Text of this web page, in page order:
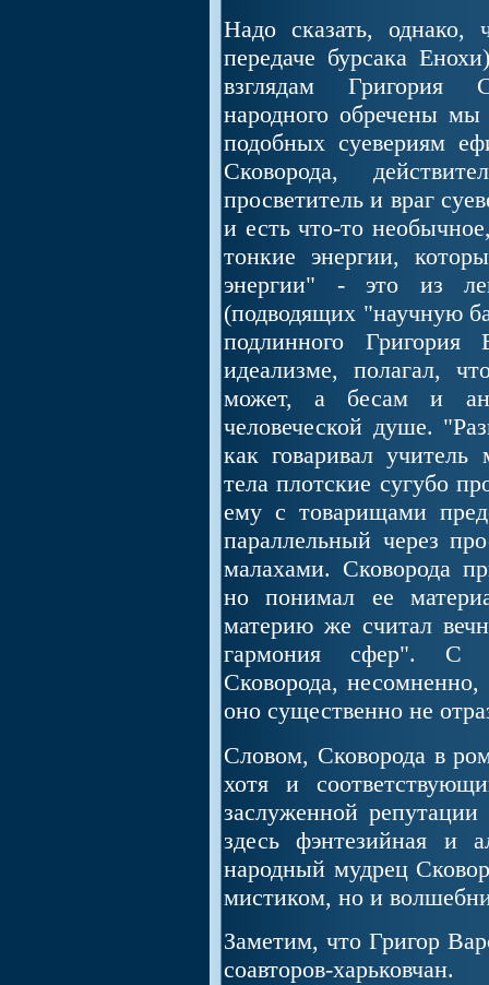
Надо сказать, однако,
передаче бурсака
взглядам Григория
народного обречены мы
подобных суевериям
Сковорода,
просветитель и враг
и есть что-то
тонкие энергии,
энергии" - это из
(подводящих "научную
подлинного
идеализме, полагал,
может, а бесам и
человеческой душе.
как говаривал
тела плотские сугубо
ему с товарищами
параллельный через
малахами. Сковорода
но понимал ее
материю же считал
гармония сфер". С
Сковорода,
оно существенно не
Словом, Сковорода в
хотя и
заслуженной
здесь фэнтезийная и
народный мудрец
мистиком, но и
Заметим, что Григор
соавторов-харьковчан.